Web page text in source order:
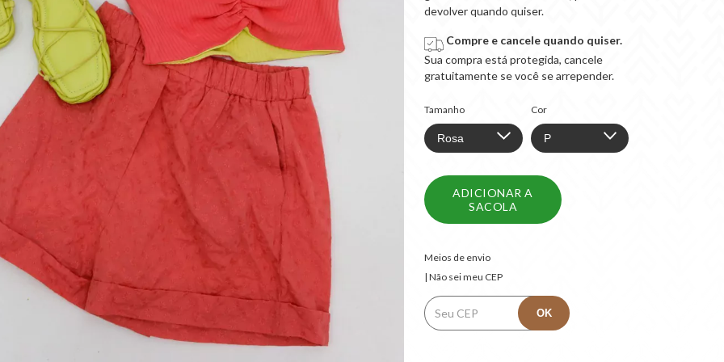
devolver quando quiser.
Compre e cancele quando quiser.
Sua compra está protegida, cancele
gratuitamente se você se arrepender.
Tamanho Cor
Entregas para o CEP:
Meios de envio
| Não sei meu CEP
OK